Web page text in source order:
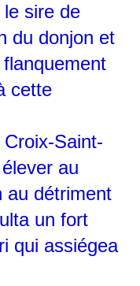
sire de
du donjon et
cette
Saint-
au
au détriment
un fort
qui assiégea